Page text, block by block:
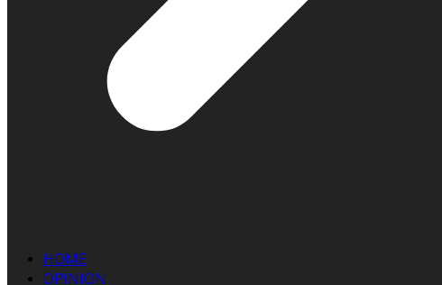
HOME
OPINION